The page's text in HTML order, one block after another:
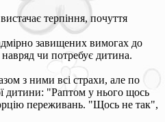
терпіння, почуття
завищених вимогах до
чи потребує дитина.
з ними всі страхи, але по
дитини: "Раптом у нього щось
переживань. "Щось не так",